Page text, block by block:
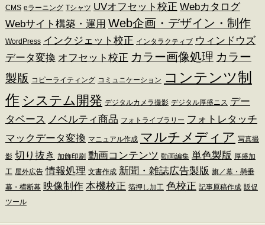
CMS eラーニング Tシャツ UVオフセット校正 Webカタログ
Webサイト構築・運用 Web企画・デザイン・制作
WordPress インクジェット校正 インタラクティブ ウィンドウズ
データ変換 オフセット校正 カラー画像処理 カラー
製版 コピーライティング コミュニケーション コンテンツ制
作 システム開発 デジタルカメラ撮影 デジタル厚盛ニス デー
タベース
ノベルティ商品 フォトライブラリー フォトレタッチ
マックデータ変換 マニュアル作成 マルチメディア 写真撮
影 切り抜き 加飾印刷 動画コンテンツ 動画編集 単色製版 厚盛加
工 屋外広告 情報処理 文書作成 新聞・雑誌広告製版 旗／幕・懸垂
幕・横断幕 映像制作 本機校正 箔押し加工 色校正 記事原稿作成 販促
ツール